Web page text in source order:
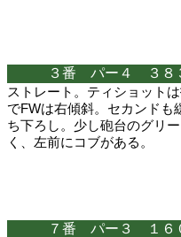
３番 パー４ ３８
ストレート。ティショット
でFWは右傾斜。セカンドも
ち下ろし。少し砲台のグリ
く、左前にコブがある。
７番 パー３ １６